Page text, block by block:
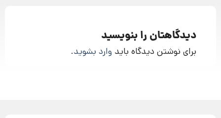
دیدگاهتان را بنویسید
برای نوشتن دیدگاه باید وارد بشوید.